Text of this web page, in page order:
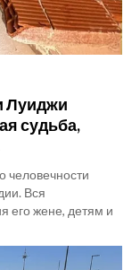
Луиджи
судьба,
человечности
Вся
его жене, детям и